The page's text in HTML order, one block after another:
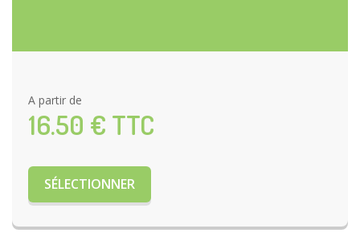
A partir de
16.50 € TTC
SÉLECTIONNER